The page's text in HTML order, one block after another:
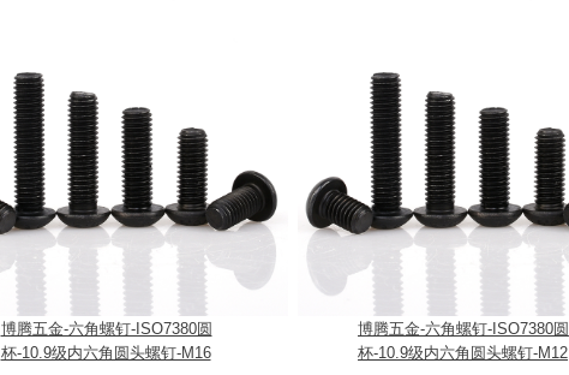
博腾五金-六角螺钉-ISO7380圆
杯-10.9级内六角圆头螺钉-M16
博腾五金-六角螺钉-ISO7380圆
杯-10.9级内六角圆头螺钉-M12